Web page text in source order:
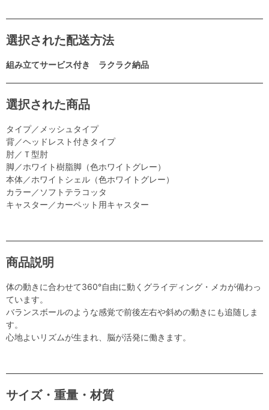
選択された配送方法
組み立てサービス付き ラクラク納品
選択された商品
タイプ／メッシュタイプ
背／ヘッドレスト付きタイプ
肘／Ｔ型肘
脚／ホワイト樹脂脚（色ホワイトグレー）
本体／ホワイトシェル（色ホワイトグレー）
カラー／ソフトテラコッタ
キャスター／カーペット用キャスター
商品説明
体の動きに合わせて360°自由に動くグライディング・メカが備わっ
ています。
バランスボールのような感覚で前後左右や斜めの動きにも追随しま
す。
心地よいリズムが生まれ、脳が活発に働きます。
サイズ・重量・材質